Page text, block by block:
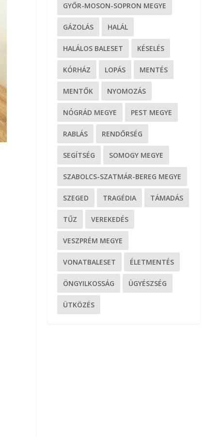
GYŐR-MOSON-SOPRON MEGYE
GÁZOLÁS HALÁL
HALÁLOS BALESET KÉSELÉS
KÓRHÁZ LOPÁS MENTÉS
MENTŐK NYOMOZÁS
NÓGRÁD MEGYE PEST MEGYE
RABLÁS RENDŐRSÉG
SEGÍTSÉG SOMOGY MEGYE
SZABOLCS-SZATMÁR-BEREG MEGYE
SZEGED TRAGÉDIA TÁMADÁS
TŰZ VEREKEDÉS
VESZPRÉM MEGYE
VONATBALESET ÉLETMENTÉS
ÖNGYILKOSSÁG ÜGYÉSZSÉG
ÜTKÖZÉS